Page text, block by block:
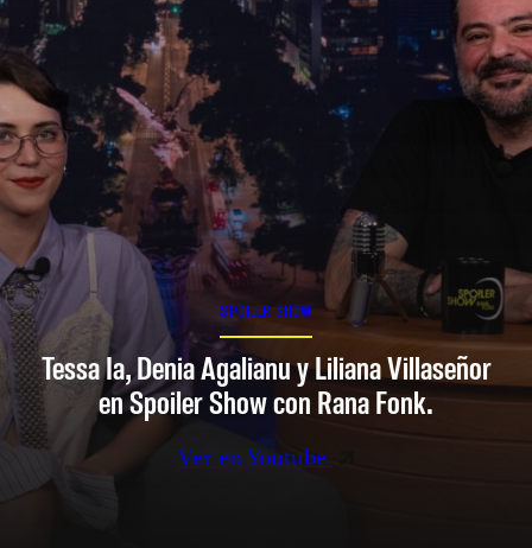
SPOILER SHOW
Tessa Ia, Denia Agalianu y Liliana Villaseñor
en Spoiler Show con Rana Fonk.
Ver en Youtube